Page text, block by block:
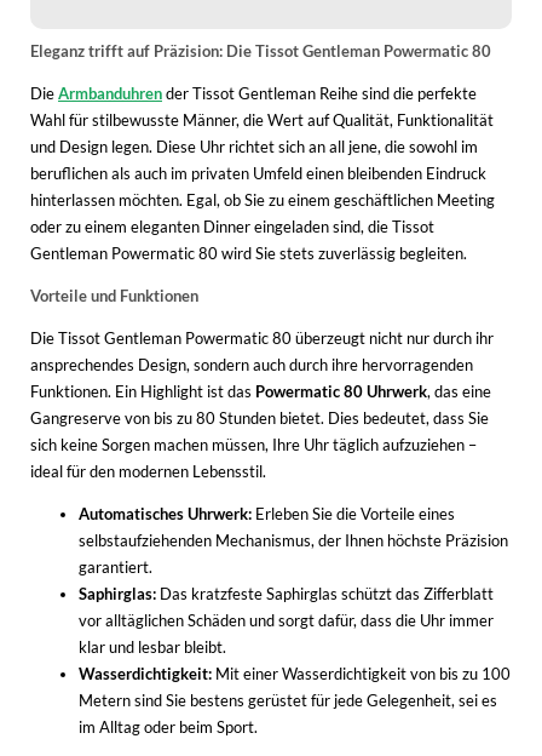
STIEFELETTEN
TREKKINGSANDALEN
WINTERSCHUHE
Eleganz trifft auf Präzision: Die Tissot Gentleman Powermatic 80
DieArmbanduhrender Tissot Gentleman Reihe sind die perfekte
Wahl für stilbewusste Männer, die Wert auf Qualität, Funktionalität
und Design legen. Diese Uhr richtet sich an all jene, die sowohl im
beruflichen als auch im privaten Umfeld einen bleibenden Eindruck
hinterlassen möchten. Egal, ob Sie zu einem geschäftlichen Meeting
oder zu einem eleganten Dinner eingeladen sind, die Tissot
Gentleman Powermatic 80 wird Sie stets zuverlässig begleiten.
Vorteile und Funktionen
Die Tissot Gentleman Powermatic 80 überzeugt nicht nur durch ihr
ansprechendes Design, sondern auch durch ihre hervorragenden
Funktionen. Ein Highlight ist das Powermatic 80 Uhrwerk, das eine
Gangreserve von bis zu 80 Stunden bietet. Dies bedeutet, dass Sie
sich keine Sorgen machen müssen, Ihre Uhr täglich aufzuziehen –
ideal für den modernen Lebensstil.
Automatisches Uhrwerk: Erleben Sie die Vorteile eines
selbstaufziehenden Mechanismus, der Ihnen höchste Präzision
garantiert.
Saphirglas: Das kratzfeste Saphirglas schützt das Zifferblatt
vor alltäglichen Schäden und sorgt dafür, dass die Uhr immer
klar und lesbar bleibt.
Wasserdichtigkeit: Mit einer Wasserdichtigkeit von bis zu 100
Metern sind Sie bestens gerüstet für jede Gelegenheit, sei es
im Alltag oder beim Sport.